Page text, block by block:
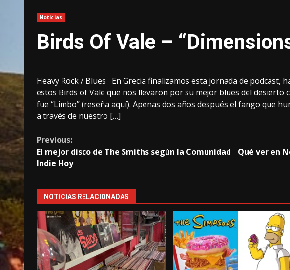
Noticias
Birds Of Vale –
Heavy Rock / Blues En Grecia finalizamos esta jornada de podcast,
estos Birds of Vale que nos llevaron por su mejor blues del desierto
fue “Limbo” (reseña aquí). Apenas dos años después el fango que
a través de nuestro […]
Continue
Reading
Previous:
El mejor disco de The Smiths según la Comunidad
Indie Hoy
Qué ver en
NOTICIAS RELACIONADAS